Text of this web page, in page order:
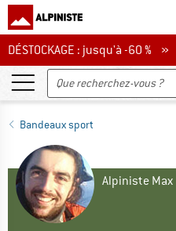
DÉSTOCKAGE : jusqu'à -60 %
DÉSTOCKAGE : jusqu'à -60 % »
Bandeaux sport
Alpiniste Max